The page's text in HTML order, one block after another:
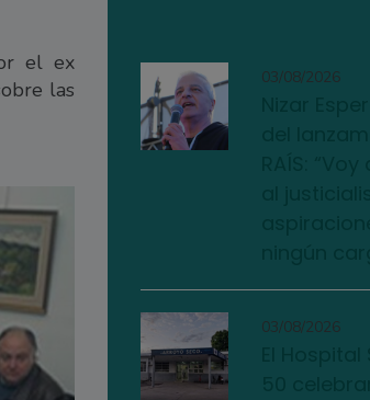
el ex
las
03/08/2026
03/08/2026